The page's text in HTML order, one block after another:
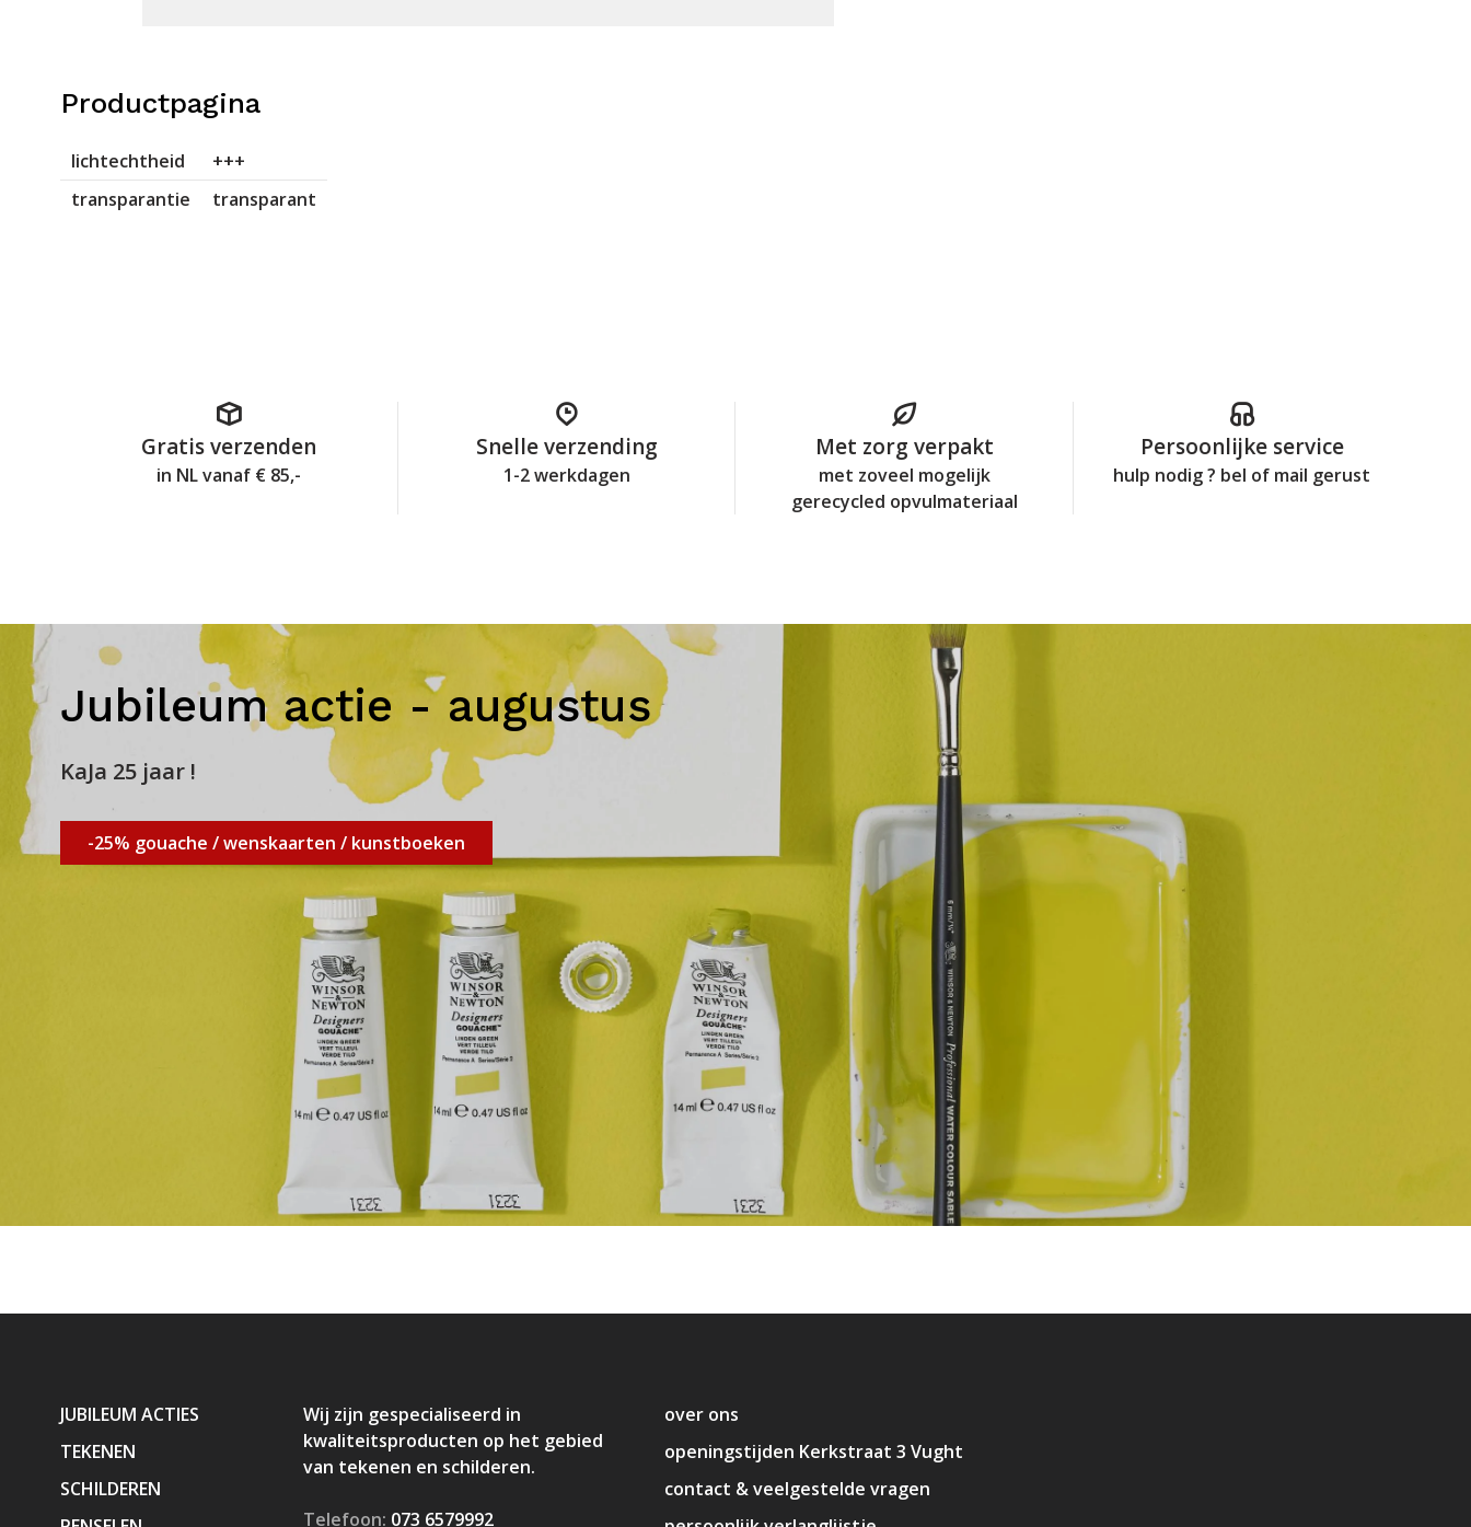
Productpagina
lichtechtheid
+++
transparantie
transparant
Gratis verzenden
in NL vanaf € 85,-
Snelle verzending
1-2 werkdagen
Met zorg verpakt
met zoveel mogelijk
gerecycled opvulmateriaal
Persoonlijke service
hulp nodig ? bel of mail gerust
Jubileum actie - augustus
KaJa 25 jaar !
-25% gouache / wenskaarten / kunstboeken
JUBILEUM ACTIES
TEKENEN
SCHILDEREN
Wij zijn gespecialiseerd in
kwaliteitsproducten op het gebied
van tekenen en schilderen.
Telefoon: 073 6579992
over ons
openingstijden Kerkstraat 3 Vught
contact & veelgestelde vragen